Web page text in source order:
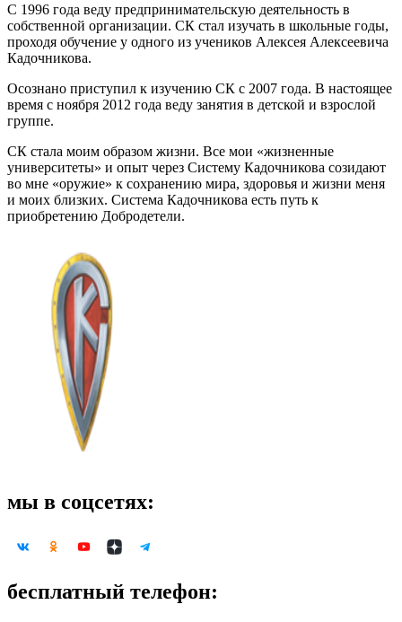
С 1996 года веду предпринимательскую деятельность в
собственной организации. СК стал изучать в школьные годы,
проходя обучение у одного из учеников Алексея Алексеевича
Кадочникова.
Осознано приступил к изучению СК с 2007 года. В настоящее
время с ноября 2012 года веду занятия в детской и взрослой
группе.
СК стала моим образом жизни. Все мои «жизненные
университеты» и опыт через Систему Кадочникова созидают
во мне «оружие» к сохранению мира, здоровья и жизни меня
и моих близких. Система Кадочникова есть путь к
приобретению Добродетели.
мы в соцсетях:
бесплатный телефон: